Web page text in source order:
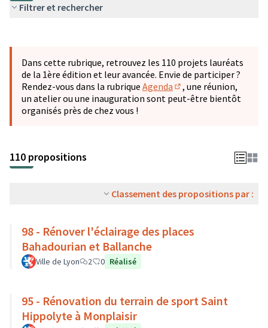
Filtrer et rechercher
−
Dans cette rubrique, retrouvez les 110 projets lauréats
de la 1ère édition et leur avancée. Envie de participer ?
Rendez-vous dans la rubrique Agenda
(S'ouvre dans un
, une réunion,
un atelier ou une inauguration sont peut-être bientôt
organisés près de chez vous !
110 propositions
Classement des propositions par :
98 - Rénover l'éclairage des places
Bahadourian et Ballanche
Ville de Lyon 2 0 Réalisé
95 - Rénovation du terrain de sport Saint
Hippolyte à Monplaisir